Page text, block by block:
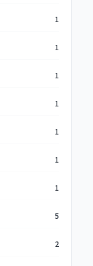
1
1
1
1
1
1
1
5
2